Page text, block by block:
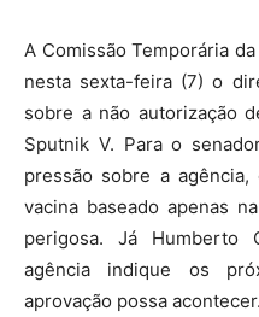
A Comissão Temporária
nesta sexta-feira (7) o
sobre a não autorização
Sputnik V. Para o
pressão sobre a
vacina baseado apenas
perigosa. Já Humberto
agência indique os
aprovação possa acontecer.